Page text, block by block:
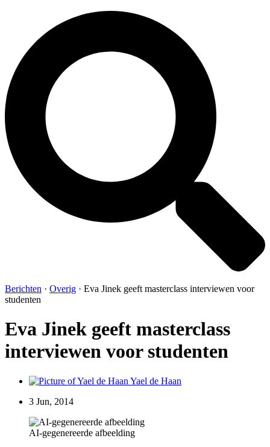
Berichten · Overig · Eva Jinek geeft masterclass interviewen voor
studenten
Eva Jinek geeft masterclass
interviewen voor studenten
Yael de Haan
3 Jun, 2014
AI-gegenereerde afbeelding